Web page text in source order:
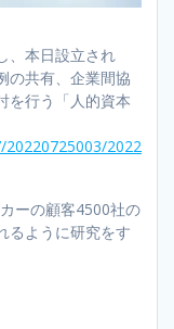
、本日設立され
の共有、企業間協
を行う「人的資本
2022
ーの顧客4500社の
るように研究をす